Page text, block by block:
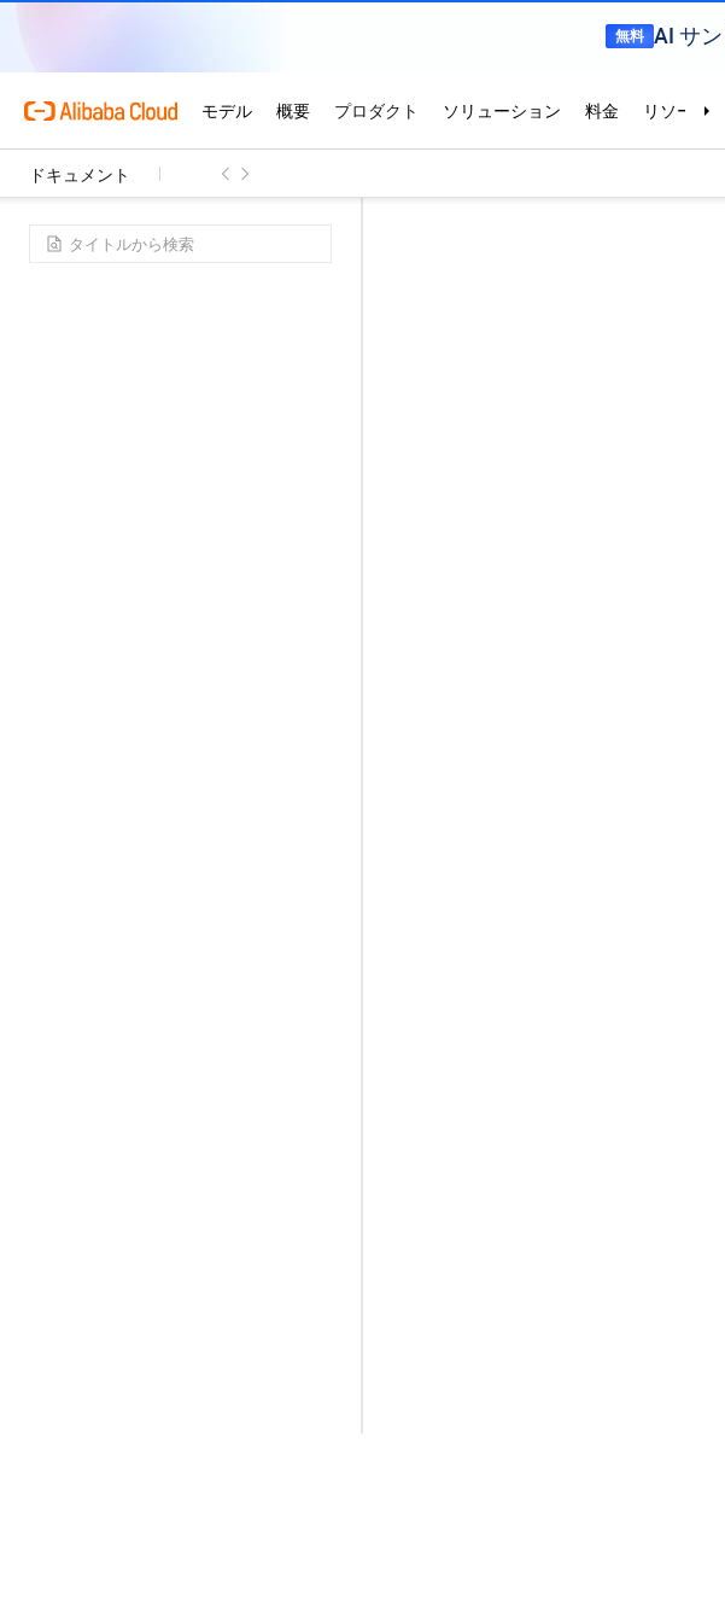
ドキュメント